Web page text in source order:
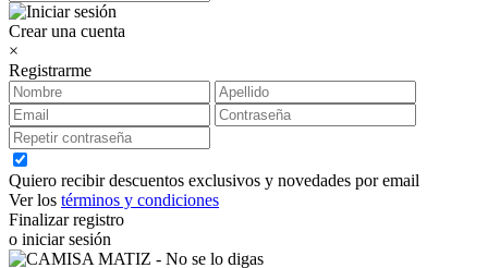
Crear una cuenta
×
Registrarme
Quiero recibir descuentos exclusivos y novedades por email
Ver los términos y condiciones
Finalizar registro
o iniciar sesión